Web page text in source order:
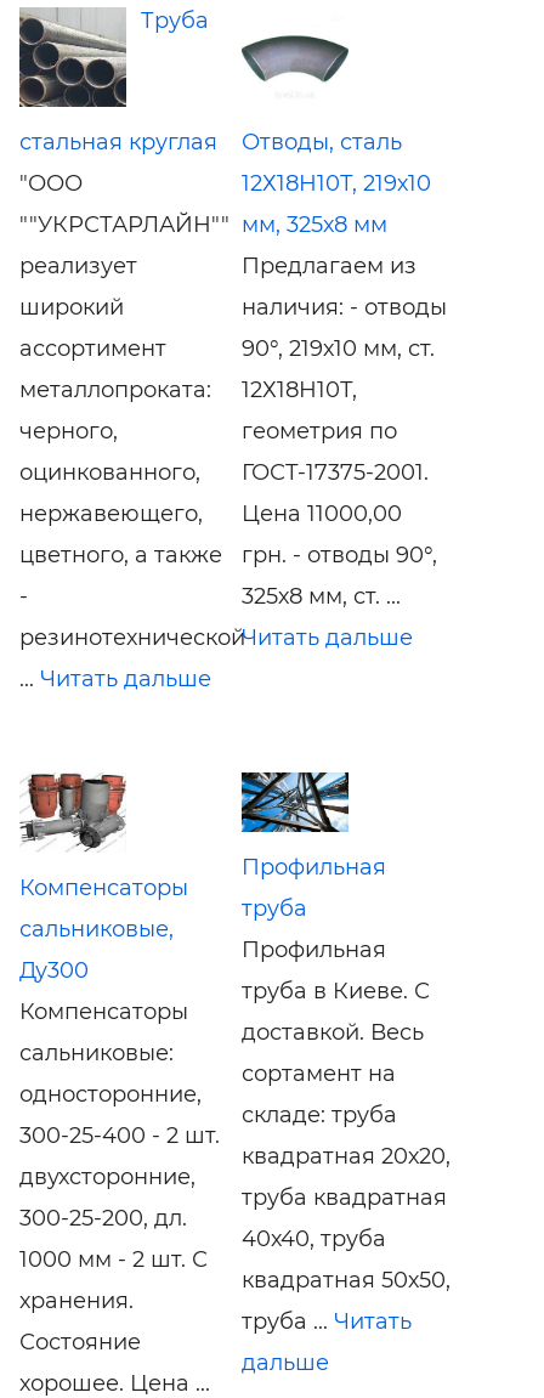
Труба
стальная круглая
"ООО
""УКРСТАРЛАЙН""
реализует
широкий
ассортимент
металлопроката:
черного,
оцинкованного,
нержавеющего,
цветного, а также
-
резинотехнической
... Читать дальше
Отводы, сталь
12Х18Н10Т, 219х10
мм, 325х8 мм
Предлагаем из
наличия: - отводы
90°, 219х10 мм, ст.
12Х18Н10Т,
геометрия по
ГОСТ-17375-2001.
Цена 11000,00
грн. - отводы 90°,
325х8 мм, ст. ...
Читать дальше
Компенсаторы
сальниковые,
Ду300
Компенсаторы
сальниковые:
односторонние,
300-25-400 - 2 шт.
двухсторонние,
300-25-200, дл.
1000 мм - 2 шт. С
хранения.
Состояние
хорошее. Цена ...
Профильная
труба
Профильная
труба в Киеве. С
доставкой. Весь
сортамент на
складе: труба
квадратная 20х20,
труба квадратная
40х40, труба
квадратная 50х50,
труба ... Читать
дальше